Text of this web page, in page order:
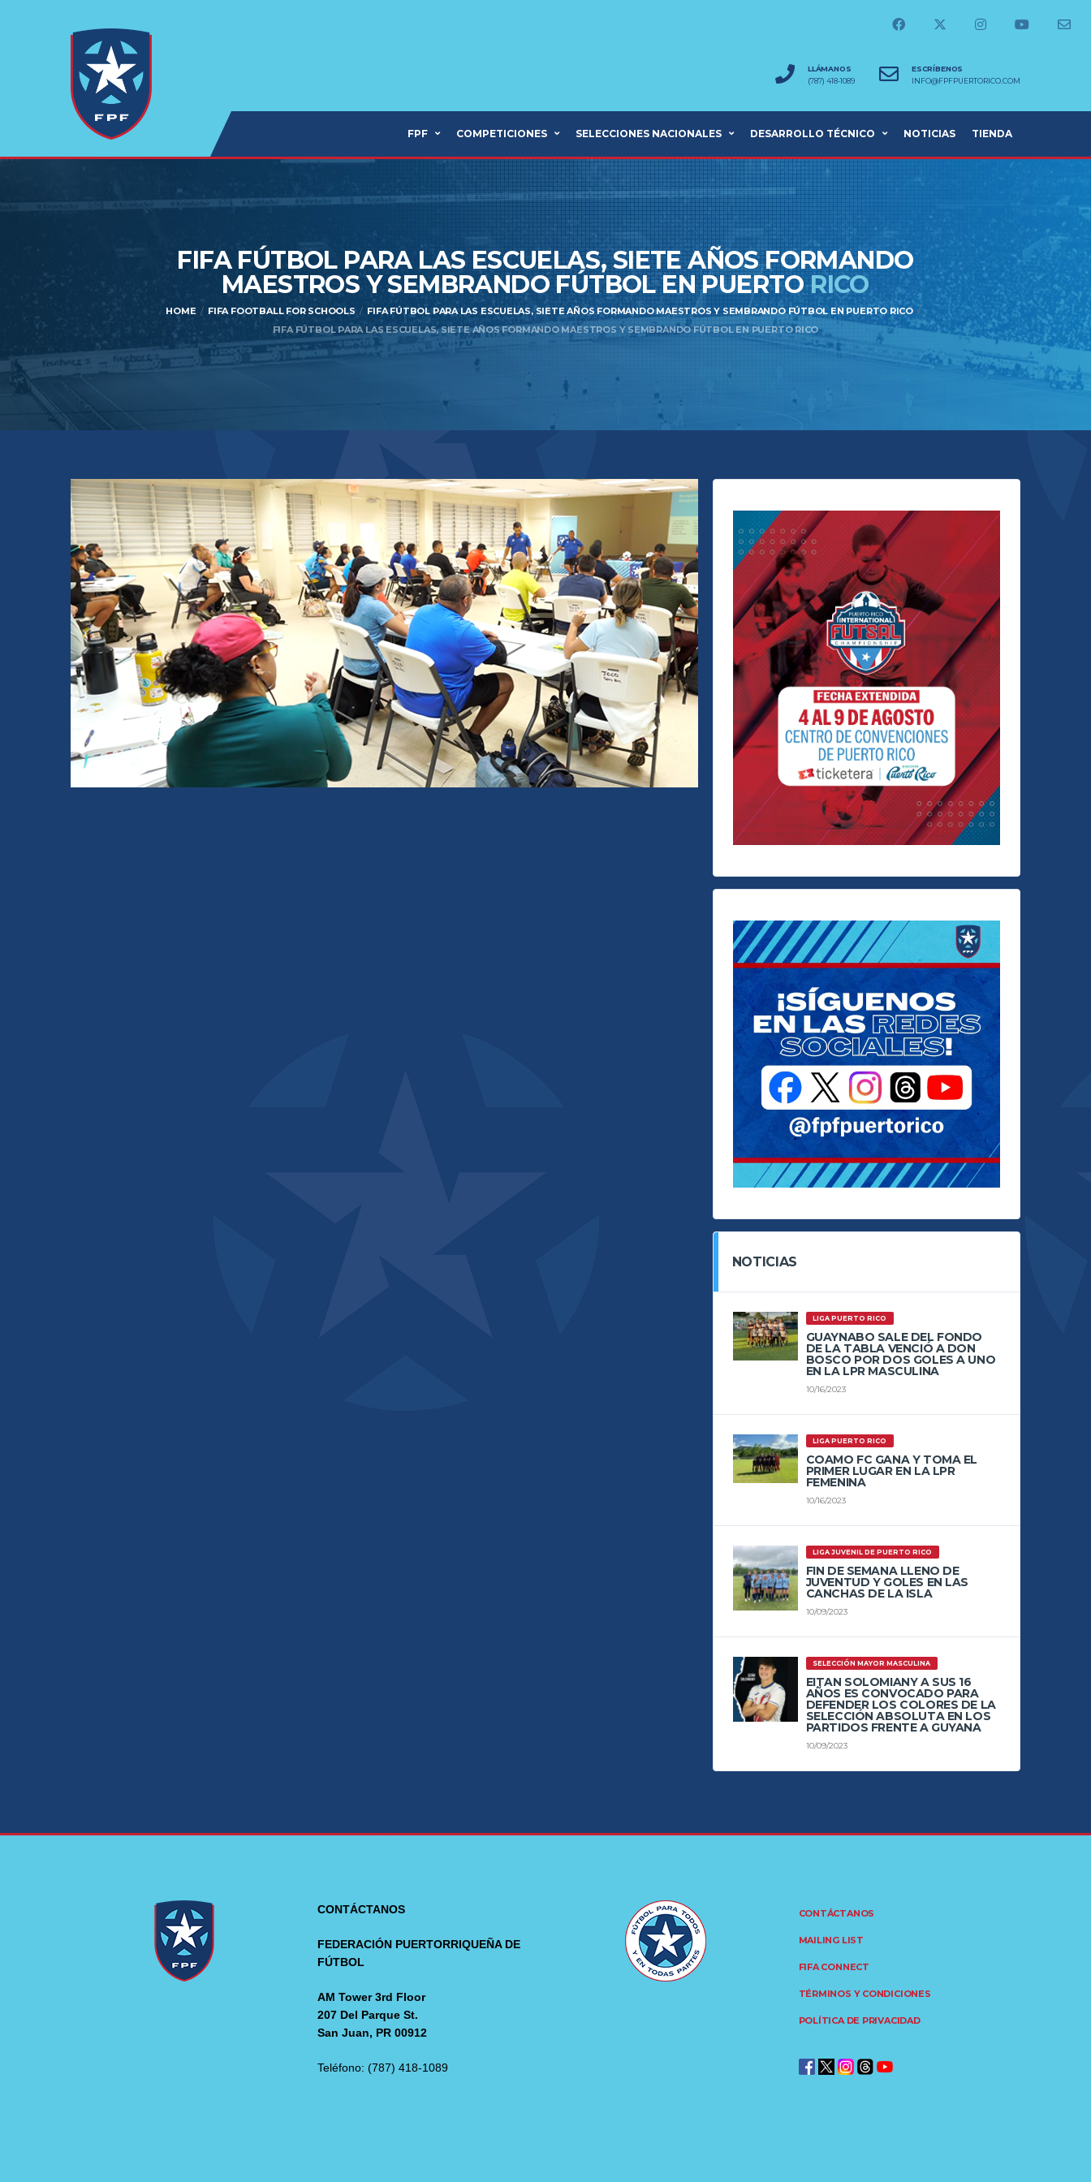
LLÁMANOS
(787) 418-1089
ESCRÍBENOS
INFO@FPFPUERTORICO.COM
FPF COMPETICIONES SELECCIONES NACIONALES DESARROLLO TÉCNICO NOTICIAS TIENDA
FIFA FÚTBOL PARA LAS ESCUELAS, SIETE AÑOS FORMANDO
MAESTROS Y SEMBRANDO FÚTBOL EN PUERTORICO
HOME FIFA FOOTBALL FOR SCHOOLS
FIFA FÚTBOL PARA LAS ESCUELAS, SIETE AÑOS FORMANDO MAESTROS Y SEMBRANDO FÚTBOL EN PUERTO RICO
FIFA FÚTBOL PARA LAS ESCUELAS, SIETE AÑOS FORMANDO MAESTROS Y SEMBRANDO FÚTBOL EN PUERTO RICO
NOTICIAS
LIGA PUERTO RICO
GUAYNABO SALE DEL FONDO
DE LA TABLA VENCIÓ A DON
BOSCO POR DOS GOLES A UNO
EN LA LPR MASCULINA
10/16/2023
LIGA PUERTO RICO
COAMO FC GANA Y TOMA EL
PRIMER LUGAR EN LA LPR
FEMENINA
10/16/2023
LIGA JUVENIL DE PUERTO RICO
FIN DE SEMANA LLENO DE
JUVENTUD Y GOLES EN LAS
CANCHAS DE LA ISLA
10/09/2023
SELECCIÓN MAYOR MASCULINA
EITAN SOLOMIANY A SUS 16
AÑOS ES CONVOCADO PARA
DEFENDER LOS COLORES DE LA
SELECCIÓN ABSOLUTA EN LOS
PARTIDOS FRENTE A GUYANA
10/09/2023
CONTÁCTANOS
FEDERACIÓN PUERTORRIQUEÑA DE
FÚTBOL
AM Tower 3rd Floor
207 Del Parque St.
San Juan, PR 00912
Teléfono: (787) 418-1089
CONTÁCTANOS
MAILING LIST
FIFA CONNECT
TÉRMINOS Y CONDICIONES
POLÍTICA DE PRIVACIDAD